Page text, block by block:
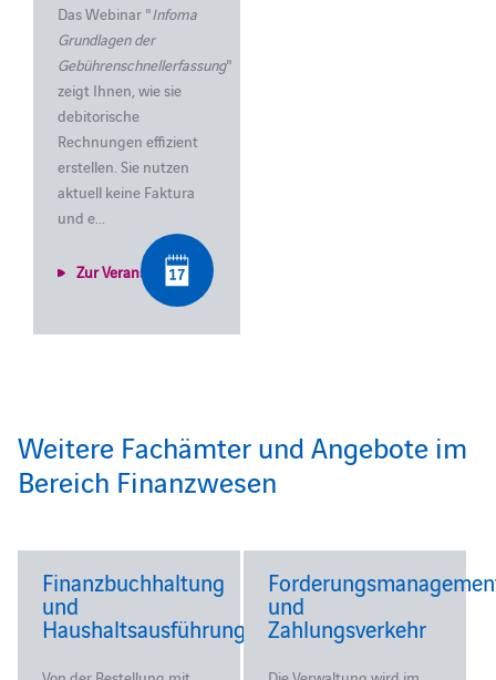
Das Webinar "Infoma
Grundlagen der
Gebührenschnellerfassung"
zeigt Ihnen, wie sie
debitorische
Rechnungen effizient
erstellen.Sie nutzen
aktuell keine Faktura
und e...
Zur Veranstaltung
Weitere Fachämter und Angebote im
Bereich Finanzwesen
Finanzbuchhaltung
und
Haushaltsausführung
und
Zahlungsverkehr